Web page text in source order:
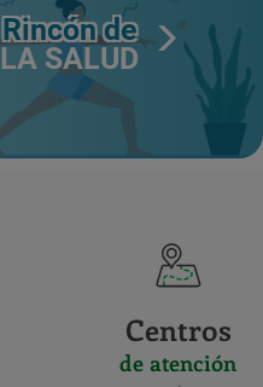
Rincón de
LA SALUD
Centros
de atención